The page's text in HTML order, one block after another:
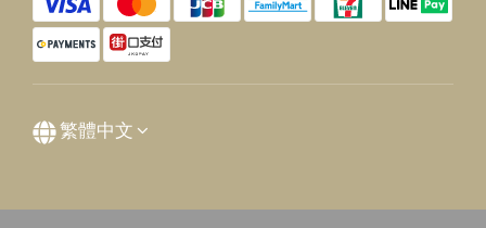
繁體中文